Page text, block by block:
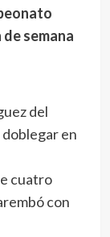
semana
del
en
cuatro
con